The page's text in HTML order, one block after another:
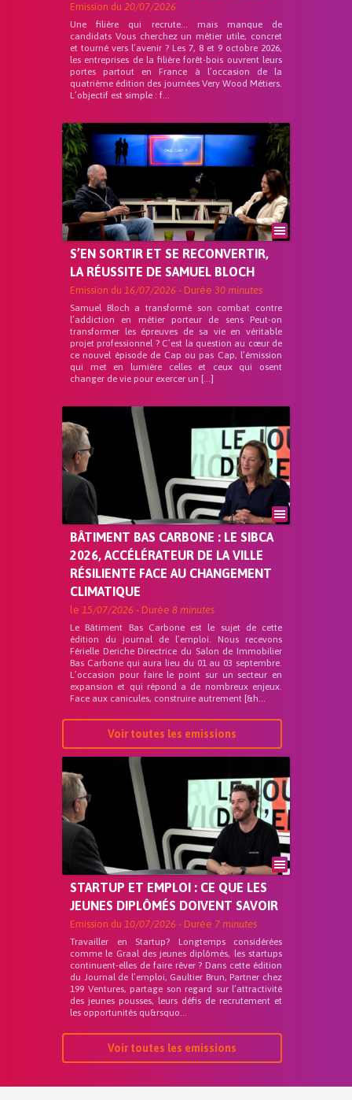
Emission du 20/07/2026
Une filière qui recrute… mais manque de
candidats Vous cherchez un métier utile, concret
et tourné vers l’avenir ? Les 7, 8 et 9 octobre 2026,
les entreprises de la filière forêt-bois ouvrent leurs
portes partout en France à l’occasion de la
quatrième édition des journées Very Wood Métiers.
L’objectif est simple : f...
S’EN SORTIR ET SE RECONVERTIR,
LA RÉUSSITE DE SAMUEL BLOCH
Emission du 16/07/2026 - Durée 30 minutes
Samuel Bloch a transformé son combat contre
l’addiction en métier porteur de sens Peut-on
transformer les épreuves de sa vie en véritable
projet professionnel ? C’est la question au cœur de
ce nouvel épisode de Cap ou pas Cap, l’émission
qui met en lumière celles et ceux qui osent
changer de vie pour exercer un […]
BÂTIMENT BAS CARBONE : LE SIBCA
2026, ACCÉLÉRATEUR DE LA VILLE
RÉSILIENTE FACE AU CHANGEMENT
CLIMATIQUE
le 15/07/2026 - Durée 8 minutes
Le Bâtiment Bas Carbone est le sujet de cette
édition du journal de l’emploi. Nous recevons
Férielle Deriche Directrice du Salon de Immobilier
Bas Carbone qui aura lieu du 01 au 03 septembre.
L’occasion pour faire le point sur un secteur en
expansion et qui répond a de nombreux enjeux.
Face aux canicules, construire autrement [&h...
Voir toutes les emissions
STARTUP ET EMPLOI : CE QUE LES
JEUNES DIPLÔMÉS DOIVENT SAVOIR
Emission du 10/07/2026 - Durée 7 minutes
Travailler en Startup? Longtemps considérées
comme le Graal des jeunes diplômés, les startups
continuent-elles de faire rêver ? Dans cette édition
du Journal de l’emploi, Gaultier Brun, Partner chez
199 Ventures, partage son regard sur l’attractivité
des jeunes pousses, leurs défis de recrutement et
les opportunités qu&rsquo...
Voir toutes les emissions